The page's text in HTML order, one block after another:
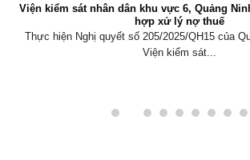
Viện kiểm sát nhân dân khu vực 6, Quảng
hợp xử lý nợ thuế
Thực hiện Nghị quyết số 205/2025/QH15 của
Viện kiểm sát...